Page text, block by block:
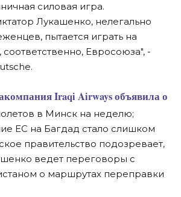
силовая игра.
Лукашенко, нелегально
пытается играть на
Евросоюза", -
в Минск на неделю;
ЕС на Багдад стало слишком
правительство подозревает,
ведет переговоры с
о маршрутах переправки